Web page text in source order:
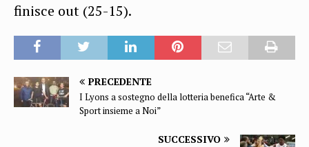
finisce out (25-15).
PRECEDENTE
I Lyons a sostegno della lotteria benefica “Arte &
Sport insieme a Noi”
SUCCESSIVO